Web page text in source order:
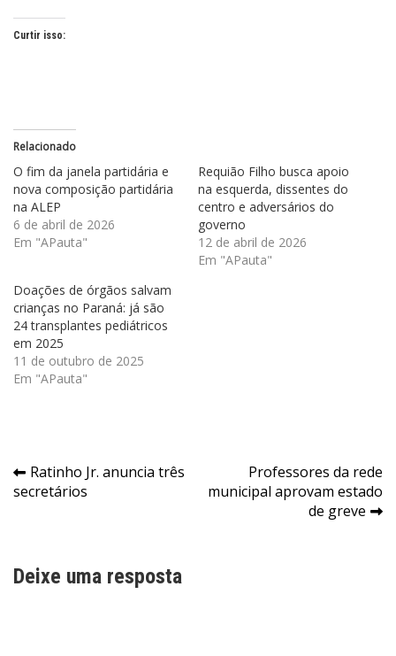
Curtir isso:
Relacionado
O fim da janela partidária e
nova composição partidária
na ALEP
6 de abril de 2026
Em "APauta"
Requião Filho busca apoio
na esquerda, dissentes do
centro e adversários do
governo
12 de abril de 2026
Em "APauta"
Doações de órgãos salvam
crianças no Paraná: já são
24 transplantes pediátricos
em 2025
11 de outubro de 2025
Em "APauta"
Navegação
de
Ratinho Jr. anuncia três
secretários
Professores da rede
municipal aprovam estado
de greve
Deixe uma resposta